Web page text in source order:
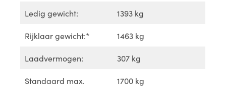
Ledig gewicht: 1393 kg
Rijklaar gewicht:* 1463 kg
Laadvermogen: 307 kg
Standaard max.
1700 kg